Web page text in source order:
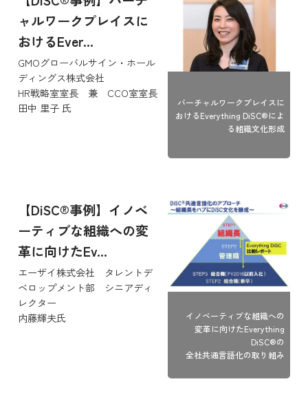
バーチャルワークプレイスに
おけるEverything DiSC®によ
る組織文化形成
ャルワークプレイスに
おけるEver...
GMOグローバルサイン・ホール
ディングス株式会社
HR戦略室室長 兼 CCO室室長
田中 里子 氏
イノベーティブな組織への
変革に向けたEverything
DiSC®の
全社共通言語化の取り組み
【DiSC®事例】イノベ
ーティブな組織への変
革に向けたEv...
エーザイ株式会社 タレントデ
ベロップメント部 シニアディ
レクター
内藤輝夫氏